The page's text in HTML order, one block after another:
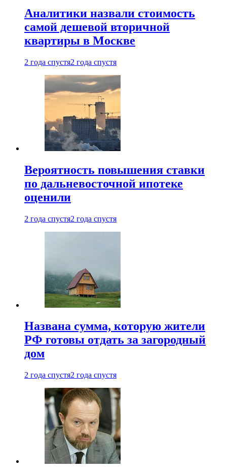
Аналитики назвали стоимость
самой дешевой вторичной
квартиры в Москве
2 года спустя2 года спустя
Вероятность повышения ставки
по дальневосточной ипотеке
оценили
2 года спустя2 года спустя
Названа сумма, которую жители
РФ готовы отдать за загородный
дом
2 года спустя2 года спустя